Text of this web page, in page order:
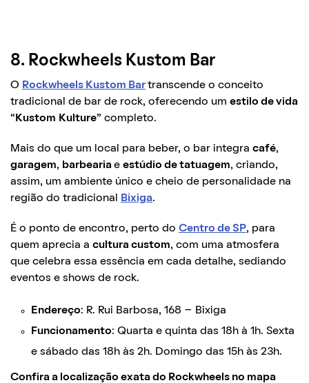
8. Rockwheels Kustom Bar
O Rockwheels Kustom Bar transcende o conceito
tradicional de bar de rock, oferecendo um estilo de vida
“ Kustom Kulture” completo.
Mais do que um local para beber, o bar integra café,
garagem, barbearia e estúdio de tatuagem, criando,
assim, um ambiente único e cheio de personalidade na
região do tradicional
Bixiga.
É o ponto de encontro, perto do Centro de SP, para
quem aprecia a cultura custom, com uma atmosfera
que celebra essa essência em cada detalhe, sediando
eventos e shows de rock.
Endereço: R. Rui Barbosa, 168 – Bixiga
Funcionamento: Quarta e quinta das 18h à 1h. Sexta
e sábado das 18h às 2h. Domingo das 15h às 23h.
Confira a localização exata do Rockwheels no mapa